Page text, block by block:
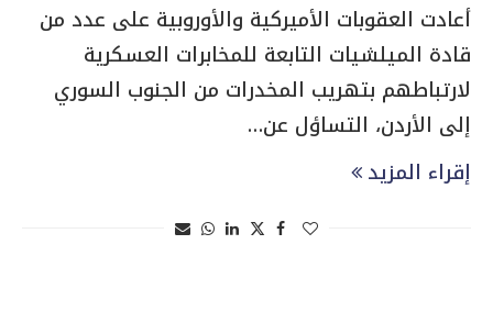
أعادت العقوبات الأميركية والأوروبية على عدد من
قادة الميلشيات التابعة للمخابرات العسكرية
لارتباطهم بتهريب المخدرات من الجنوب السوري
إلى الأردن، التساؤل عن…
إقراء المزيد